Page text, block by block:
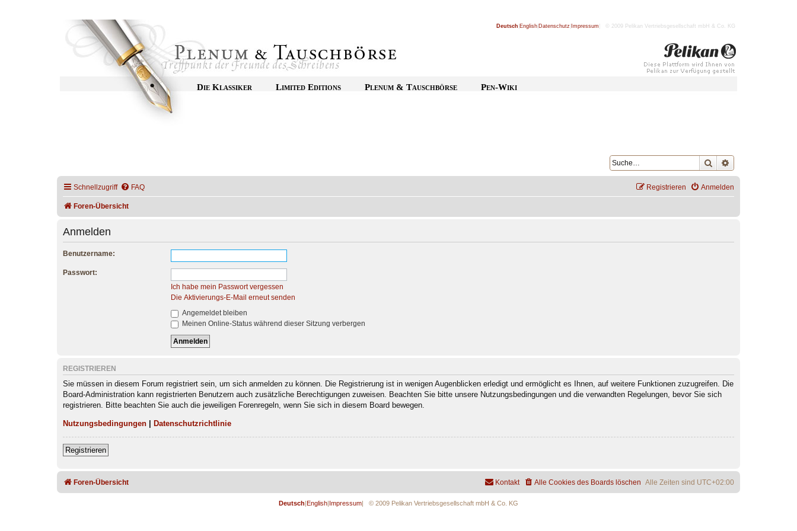
Deutsch English Datenschutz Impressum | © 2009 Pelikan Vertriebsgesellschaft mbH & Co. KG
Die Klassiker Limited Editions Plenum & Tauschbörse Pen-Wiki
Suche
Schnellzugriff FAQ Anmelden
Registrieren
Foren-Übersicht
Anmelden
Benutzername:
Passwort:
Ich habe mein Passwort vergessen
Die Aktivierungs-E-Mail erneut senden
Angemeldet bleiben
Meinen Online-Status während dieser Sitzung verbergen
REGISTRIEREN
Sie müssen in diesem Forum registriert sein, um sich anmelden zu können. Die Registrierung ist in wenigen Augenblicken erledigt und ermöglicht es Ihnen, auf weitere Funktionen zuzugreifen. Die
Board-Administration kann registrierten Benutzern auch zusätzliche Berechtigungen zuweisen. Beachten Sie bitte unsere Nutzungsbedingungen und die verwandten Regelungen, bevor Sie sich
registrieren. Bitte beachten Sie auch die jeweiligen Forenregeln, wenn Sie sich in diesem Board bewegen.
Nutzungsbedingungen Datenschutzrichtlinie
Registrieren
Foren-Übersicht Alle Zeiten sind UTC+02:00
Alle Cookies des Boards löschen
Kontakt
Deutsch English Impressum | © 2009 Pelikan Vertriebsgesellschaft mbH & Co. KG